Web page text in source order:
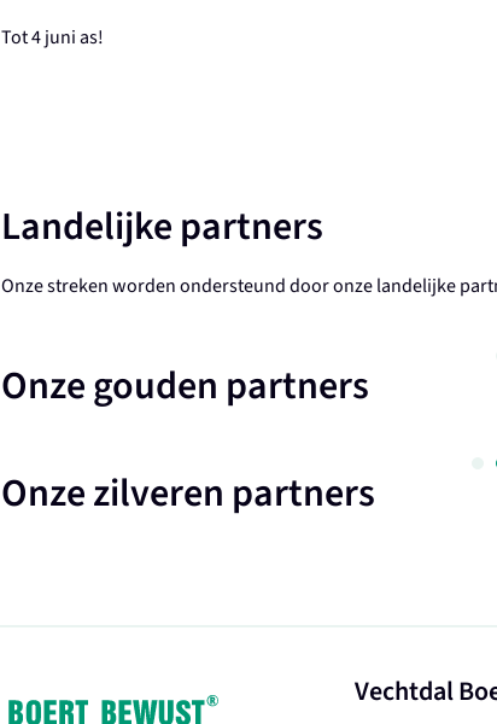
Tot 4 juni as!
Landelijke partners
Onze streken worden ondersteund door onze landelijke
Onze gouden partners
Onze zilveren partners
Vechtdal